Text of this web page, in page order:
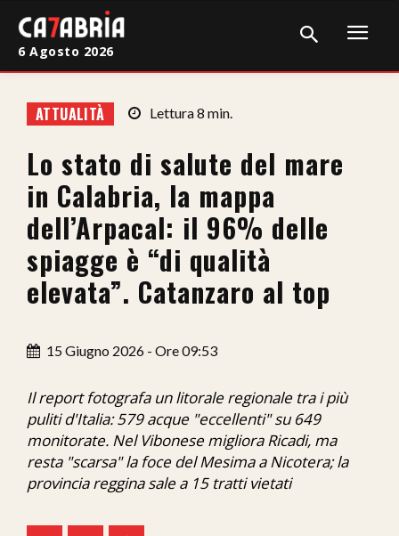
Cronaca
Giudiziaria
Politica
Sport
Attualità
Ita-Mondo
C7 Play
We Calabria
6 Agosto 2026
ATTUALITÀ Lettura8 min.
Lo stato di salute del mare
in Calabria, la mappa
dell’Arpacal: il 96% delle
spiagge è “di qualità
elevata”. Catanzaro al top
15 Giugno 2026 - Ore 09:53
Il report fotografa un litorale regionale tra i più
puliti d'Italia: 579 acque "eccellenti" su 649
monitorate. Nel Vibonese migliora Ricadi, ma
resta "scarsa" la foce del Mesima a Nicotera; la
provincia reggina sale a 15 tratti vietati